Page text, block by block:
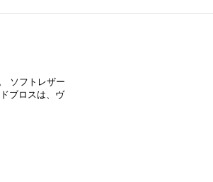
ソフトレザー
ブロスは、ヴ